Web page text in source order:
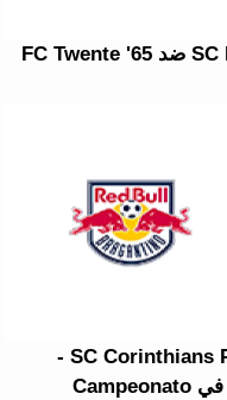
2026-08-09 موعد لقاء SC Heerenveen ضد FC Twente '65
مباراة RB Bragantino ضد SC Corinthians Paulista -
الموعد 2026-08-10 والقنوات الناقلة في Campeonato